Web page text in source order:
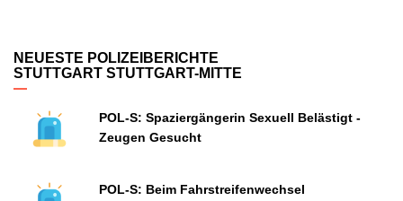
NEUESTE POLIZEIBERICHTE
STUTTGART STUTTGART-MITTE
POL-S: Spaziergängerin Sexuell Belästigt -
Zeugen Gesucht
POL-S: Beim Fahrstreifenwechsel